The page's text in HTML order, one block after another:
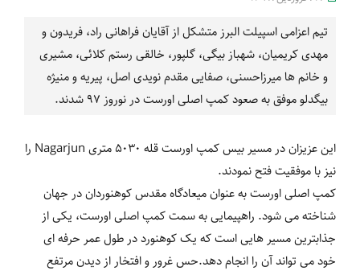
تیم اعزامی اسپیلت البرز متشکل از آقایان فراهانی راد، فریدون و
مهدی کریمیان، شهباز بیگی، گلپور، خالقی رستم کلائی، مشیری
و خانم ها میرزاحسنی، صفایی مقدم نویدی اصل، پیریه و منیژه
بیگدلو موفق به صعود کمپ اصلی اورست در نوروز 97 شدند.
این عزیزان در مسیر بیس کمپ اورست قله 5030 متری Nagarjun را
نیز با موفقیت فتح نمودند.
کمپ اصلی اورست به عنوان میعادگاه مقدس کوهنوردان در جهان
شناخته می شود. راهپیمایی به سمت کمپ اصلی اورست، یکی از
جذابترین مسیر هایی است که یک کوهنورد در طول عمر حرفه ای
خود می تواند آن را انجام دهد.حس غرور و افتخار از دیدن مرتفع